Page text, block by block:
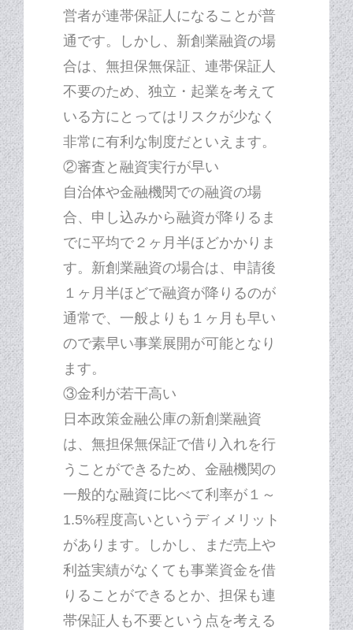
営者が連帯保証人になることが普
通です。しかし、新創業融資の場
合は、無担保無保証、連帯保証人
不要のため、独立・起業を考えて
いる方にとってはリスクが少なく
非常に有利な制度だといえます。
②審査と融資実行が早い
自治体や金融機関での融資の場
合、申し込みから融資が降りるま
でに平均で２ヶ月半ほどかかりま
す。新創業融資の場合は、申請後
１ヶ月半ほどで融資が降りるのが
通常で、一般よりも１ヶ月も早い
ので素早い事業展開が可能となり
ます。
③金利が若干高い
日本政策金融公庫の新創業融資
は、無担保無保証で借り入れを行
うことができるため、金融機関の
一般的な融資に比べて利率が１～
1.5%程度高いというディメリット
があります。しかし、まだ売上や
利益実績がなくても事業資金を借
りることができるとか、担保も連
帯保証人も不要という点を考える